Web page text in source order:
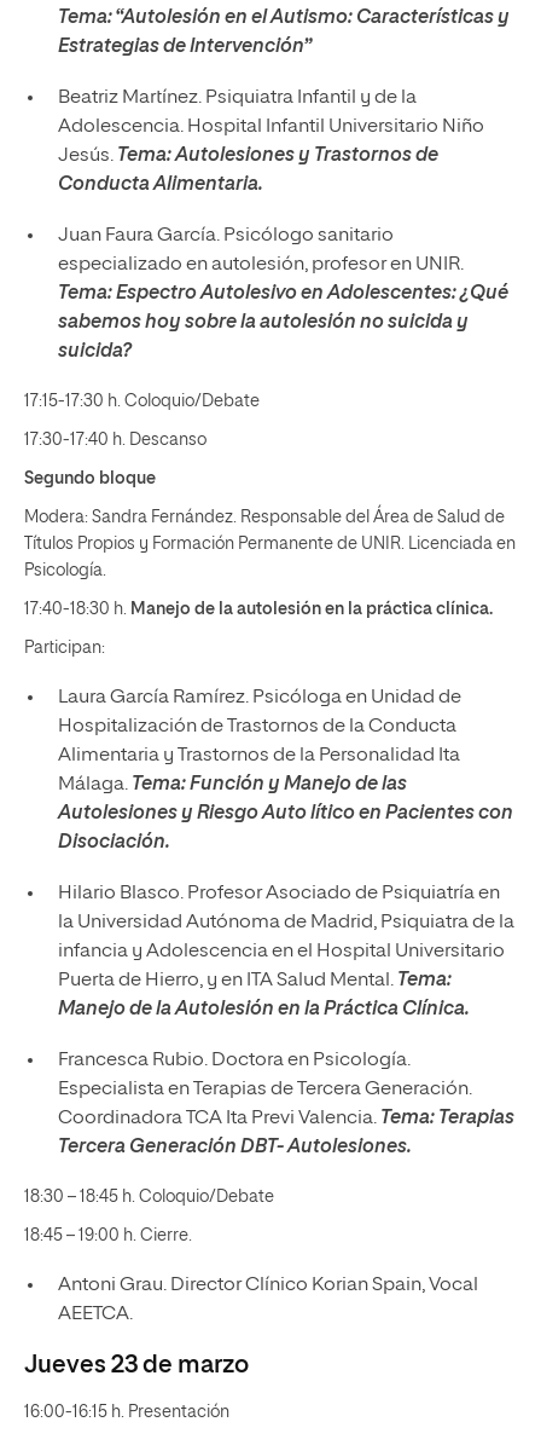
Tema: “Autolesión en el Autismo: Características y
Estrategias de Intervención”
Beatriz Martínez. Psiquiatra Infantil y de la
Adolescencia. Hospital Infantil Universitario Niño
Jesús. Tema: Autolesiones y Trastornos de
Conducta Alimentaria.
Juan Faura García. Psicólogo sanitario
especializado en autolesión, profesor en UNIR.
Tema: Espectro Autolesivo en Adolescentes: ¿Qué
sabemos hoy sobre la autolesión no suicida y
suicida?
17:15-17:30 h. Coloquio/Debate
17:30-17:40 h. Descanso
Segundo bloque
Modera: Sandra Fernández. Responsable del Área de Salud de
Títulos Propios y Formación Permanente de UNIR. Licenciada en
Psicología.
17:40-18:30 h. Manejo de la autolesión en la práctica clínica.
Participan:
Laura García Ramírez. Psicóloga en Unidad de
Hospitalización de Trastornos de la Conducta
Alimentaria y Trastornos de la Personalidad Ita
Málaga. Tema: Función y Manejo de las
Autolesiones y Riesgo Auto lítico en Pacientes con
Disociación.
Hilario Blasco. Profesor Asociado de Psiquiatría en
la Universidad Autónoma de Madrid, Psiquiatra de la
infancia y Adolescencia en el Hospital Universitario
Puerta de Hierro, y en ITA Salud Mental. Tema:
Manejo de la Autolesión en la Práctica Clínica.
Francesca Rubio. Doctora en Psicología.
Especialista en Terapias de Tercera Generación.
Coordinadora TCA Ita Previ Valencia. Tema: Terapias
Tercera Generación DBT- Autolesiones.
18:30 – 18:45 h. Coloquio/Debate
18:45 – 19:00 h. Cierre.
Antoni Grau. Director Clínico Korian Spain, Vocal
AEETCA.
Jueves 23 de marzo
16:00-16:15 h. Presentación